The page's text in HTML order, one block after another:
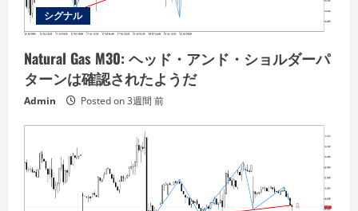
シグナル
Natural Gas M30: ヘッド・アンド・ショルダーパ
ターンは確認されたようだ
Admin Posted on 3週間 前